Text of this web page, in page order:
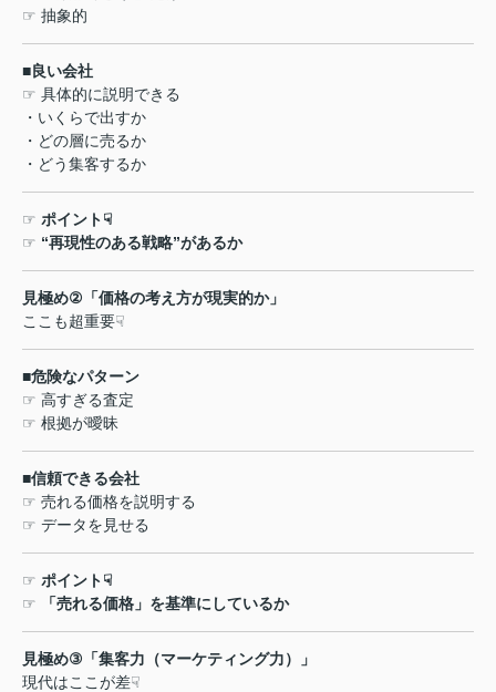
☞ 抽象的
■良い会社
☞ 具体的に説明できる
・いくらで出すか
・どの層に売るか
・どう集客するか
☞ ポイント☟
☞ “再現性のある戦略”があるか
見極め② 「価格の考え方が現実的か」
ここも超重要☟
■危険なパターン
☞ 高すぎる査定
☞ 根拠が曖昧
■信頼できる会社
☞ 売れる価格を説明する
☞ データを見せる
☞ ポイント☟
☞
「売れる価格」を基準にしているか
見極め③ 「集客力（マーケティング力）」
現代はここが差☟